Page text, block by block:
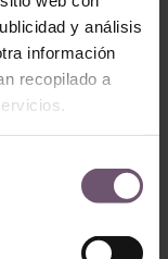
y análisis
información
recopilado a